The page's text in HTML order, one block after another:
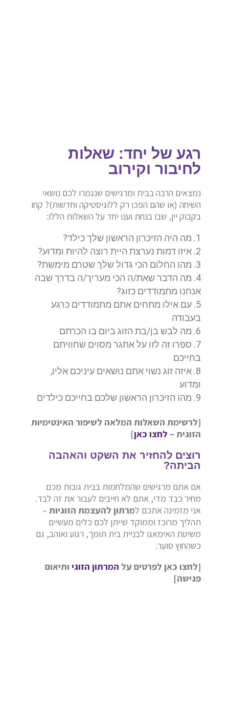
רגע של יחד: שאלות
לחיבור וקירוב
נמצאים הרבה בבית ומרגישים שנגמרו לכם נושאי
השיחה (או שהם הפכו רק ללוגיסטיקה וחדשות)? קחו
בקבוק יין, שבו בנחת וענו יחד על השאלות הללו:
מה היה הזיכרון הראשון שלך כילד?
איזו דמות נערצת היית רוצה להיות ומדוע?
מהו החלום הכי גדול שלך שטרם מימשת?
מה הדבר שאת/ה הכי מעריך/ה בדרך שבה
אנחנו מתמודדים כזוג?
עם אילו מתחים אתם מתמודדים כרגע
בעבודה
מה לבש בן/בת הזוג ביום בו הכרתם
ספרו זה לזו על אתגר מסוים שחוויתם
בחייכם
איזה זוג נשוי אתם נושאים עיניכם אליו,
ומדוע
מהו הזיכרון הראשון שלכם בחייכם כילדים
[לרשימת השאלות המלאה לשיפור האינטימיות
הזוגית – לחצו כאן]
רוצים להחזיר את השקט והאהבה
הביתה?
אם אתם מרגישים שהמלחמות בבית גובות מכם
מחיר כבד מדי, אתם לא חייבים לעבור את זה לבד.
אני מזמינה אתכם למרתון להעצמת הזוגיות–
תהליך מרוכז וממוקד שייתן לכם כלים מעשיים
משיטת האימאגו לבניית בית תומך, רגוע ואוהב, גם
כשהחוץ סוער.
[לחצו כאן לפרטים על המרתון הזוגיותיאום
פגישה]